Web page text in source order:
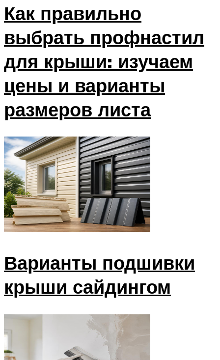
Как правильно
выбрать профнастил
для крыши: изучаем
цены и варианты
размеров листа
Варианты подшивки
крыши сайдингом